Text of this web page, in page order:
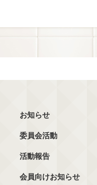
お知らせ
委員会活動
活動報告
会員向けお知らせ